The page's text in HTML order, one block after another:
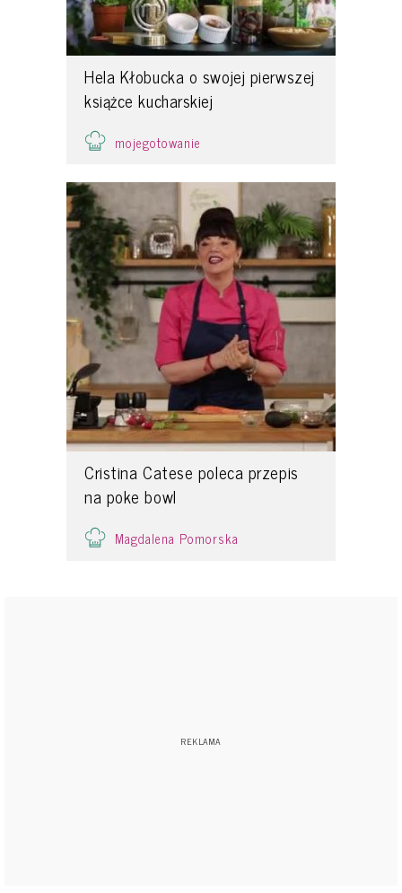
Hela Kłobucka o swojej pierwszej
książce kucharskiej
mojegotowanie
Cristina Catese poleca przepis
na poke bowl
Magdalena Pomorska